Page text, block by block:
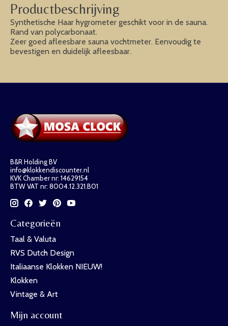
Productbeschrijving
Synthetische Haar hygrometer geschikt voor in de sauna.
Rand van polycarbonaat.
Zeer goed afleesbare sauna vochtmeter. Eenvoudig te
bevestigen en duidelijk afleesbaar.
B&R Holding BV
info@klokkendiscounter.nl
KVK Chamber nr: 14629154
BTW VAT nr: 8004.12.321.B01
Categorieën
Taal & Valuta
RVS Dutch Design
Italiaanse Klokken NIEUW!
Klokken
Vintage & Art
Mijn account